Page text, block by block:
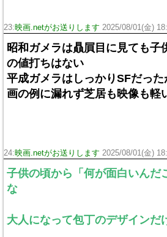
23:映画.netがお送りします 2025/08/01(金)
昭和ガメラは贔屓目に見ても子
の値打ちはない
平成ガメラはしっかりSFだっ
画の例に漏れず芝居も映像も軽
24:映画.netがお送りします 2025/08/01(金)
子供の頃から「何が面白いんだ
な
大人になって包丁のデザインだ